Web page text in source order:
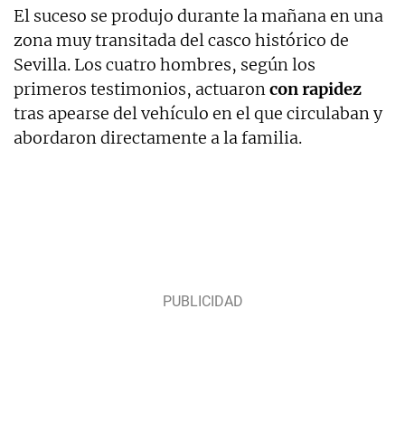
El suceso se produjo durante la mañana en una
zona muy transitada del casco histórico de
Sevilla. Los cuatro hombres, según los
primeros testimonios, actuaroncon rapidez
tras apearse del vehículo en el que circulaban y
abordaron directamente a la familia.